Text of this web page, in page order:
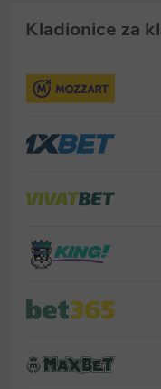
Kladionice za